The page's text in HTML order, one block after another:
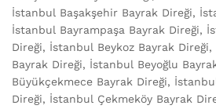
İstanbul Başakşehir Bayrak Direği,
İstanbul Bayrampaşa Bayrak Direği,
Direği, İstanbul Beykoz Bayrak
Bayrak Direği, İstanbul Beyoğlu
Büyükçekmece Bayrak Direği,
Direği, İstanbul Çekmeköy Bayrak